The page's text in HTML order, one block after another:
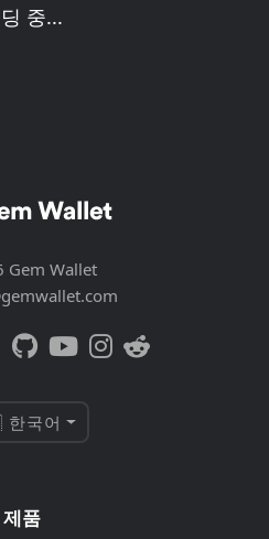
중...
Gem Wallet
국어
제품